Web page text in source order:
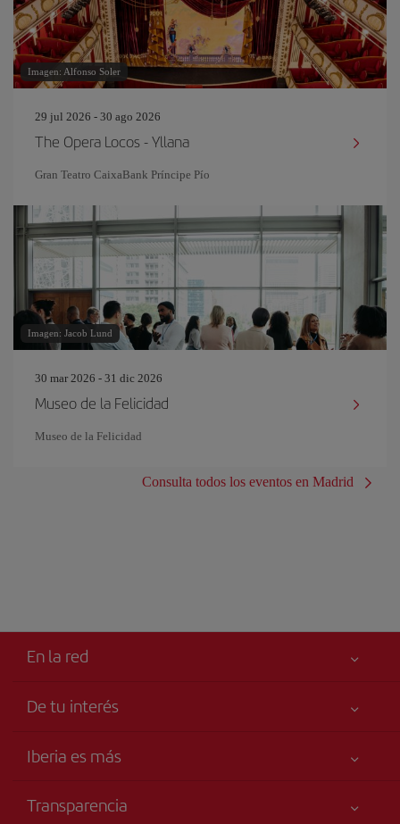
Imagen: Alfonso Soler
29 jul 2026 - 30 ago 2026
The Opera Locos - Yllana
Gran Teatro CaixaBank Príncipe Pío
Imagen: Jacob Lund
30 mar 2026 - 31 dic 2026
Museo de la Felicidad
Museo de la Felicidad
Consulta todos los eventos en Madrid
En la red
De tu interés
Accesibilidad
Iberia es más
Grupo Iberia
Transparencia